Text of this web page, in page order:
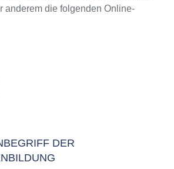
anderem die folgenden Online-
DER